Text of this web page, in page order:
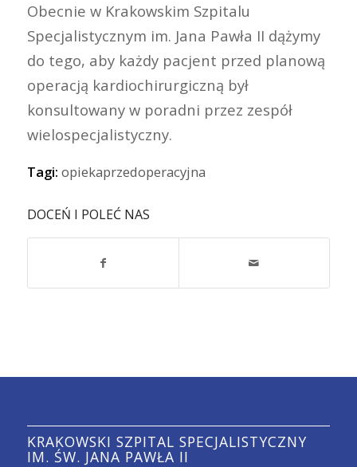
Obecnie w Krakowskim Szpitalu
Specjalistycznym im. Jana Pawła II dążymy
do tego, aby każdy pacjent przed planową
operacją kardiochirurgiczną był
konsultowany w poradni przez zespół
wielospecjalistyczny.
Tagi: opiekaprzedoperacyjna
DOCEŃ I POLEĆ NAS
KRAKOWSKI SZPITAL SPECJALISTYCZNY
IM. ŚW. JANA PAWŁA II